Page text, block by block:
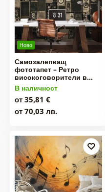
Ново
Самозалепващ
фототапет – Ретро
високоговорители в…
В наличност
от 35,81 €
от 70,03 лв.